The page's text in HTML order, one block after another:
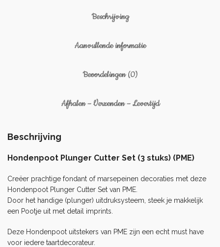
Beschrijving
Aanvullende informatie
Beoordelingen (0)
Afhalen – Verzenden – Levertijd
Beschrijving
Hondenpoot Plunger Cutter Set (3 stuks) (PME)
Creëer prachtige fondant of marsepeinen decoraties met deze
Hondenpoot Plunger Cutter Set van PME.
Door het handige (plunger) uitdruksysteem, steek je makkelijk
een Pootje uit met detail imprints.
Deze Hondenpoot uitstekers van PME zijn een echt must have
voor iedere taartdecorateur.